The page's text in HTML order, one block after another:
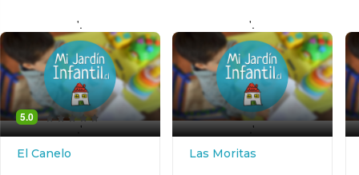
'.
.'
5.0
El Canelo
'.
.'
Las Moritas